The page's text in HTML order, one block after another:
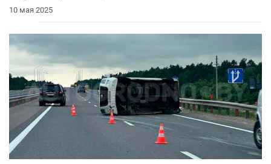
10 мая 2025